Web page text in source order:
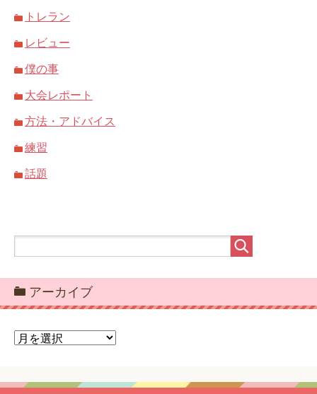
トレラン
レビュー
僕の事
大会レポート
方法・アドバイス
練習
話題
アーカイブ
ア
イ